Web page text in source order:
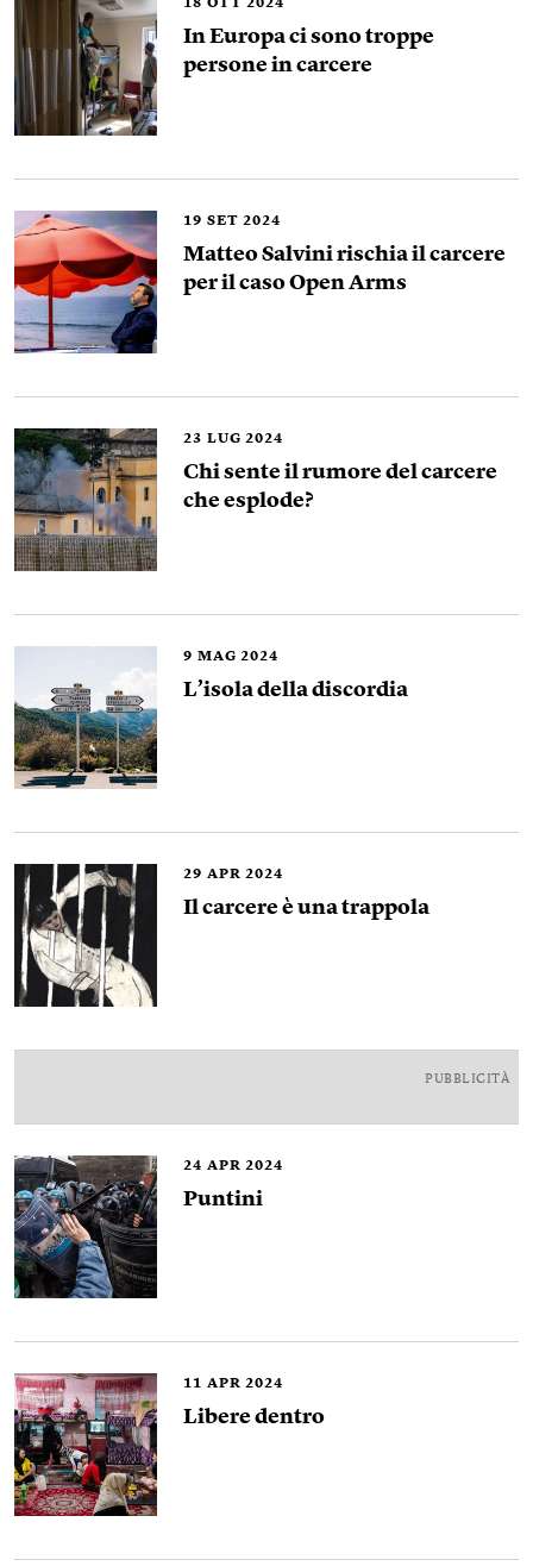
18 OTT 2024
In Europa ci sono troppe
persone in carcere
19 SET 2024
Matteo Salvini rischia il carcere
per il caso Open Arms
23 LUG 2024
Chi sente il rumore del carcere
che esplode?
9 MAG 2024
L’isola della discordia
29 APR 2024
Il carcere è una trappola
PUBBLICITÀ
24 APR 2024
Puntini
11 APR 2024
Libere dentro